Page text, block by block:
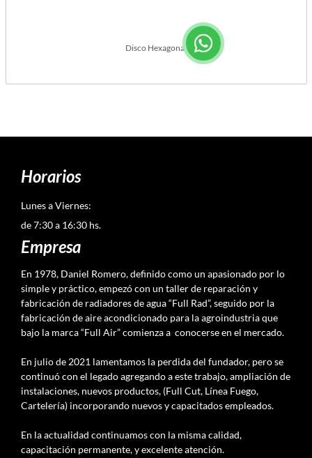
Disco Hexagonal
Horarios
Lunes a Viernes:
de 7:30 a 16:30 hs.
Empresa
En 1978, Daniel Romero, definido como un apasionado por lo
simple y práctico, empezó con un taller de reparación y
fabricación de radiadores de agua “Full Rad”, seguido por la
fabricación de aire acondicionado para la agroindustria que
bajo la marca “Full Air” comienza a conocerse en el mercado.
En julio de 2021 lamentamos la perdida del fundador, pero se
continuó con el legado agregando a este trabajo, ampliación de
instalaciones, nuevos productos, (Full Cut, Línea Fuego,
Cartelería) incorporando nuevos y capacitados empleados.
En la actualidad continuamos con la misma calidad,
capacitación permanente, y excelente atención.